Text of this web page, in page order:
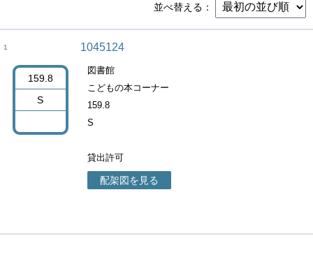
並べ替える
1
159.8
S
1045124
図書館
こどもの本コーナー
159.8
S
貸出許可
配架図を見る